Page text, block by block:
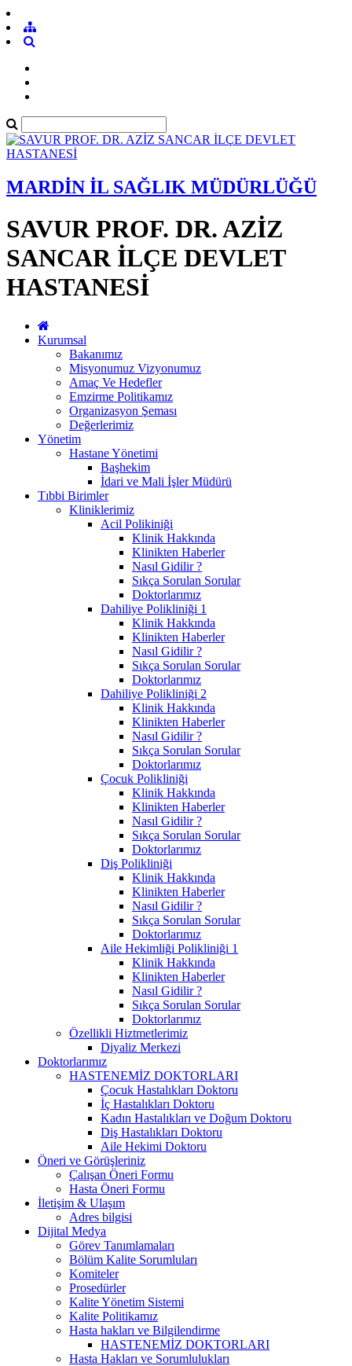
MARDİN İL SAĞLIK MÜDÜRLÜĞÜ
SAVUR PROF. DR. AZİZ
SANCAR İLÇE DEVLET
HASTANESİ
Kurumsal
Bakanımız
Misyonumuz Vizyonumuz
Amaç Ve Hedefler
Emzirme Politikamız
Organizasyon Şeması
Değerlerimiz
Yönetim
Hastane Yönetimi
Başhekim
İdari ve Mali İşler Müdürü
Tıbbi Birimler
Kliniklerimiz
Acil Polikiniği
Klinik Hakkında
Klinikten Haberler
Nasıl Gidilir ?
Sıkça Sorulan Sorular
Doktorlarımız
Dahiliye Polikliniği 1
Klinik Hakkında
Klinikten Haberler
Nasıl Gidilir ?
Sıkça Sorulan Sorular
Doktorlarımız
Dahiliye Polikliniği 2
Klinik Hakkında
Klinikten Haberler
Nasıl Gidilir ?
Sıkça Sorulan Sorular
Doktorlarımız
Çocuk Polikliniği
Klinik Hakkında
Klinikten Haberler
Nasıl Gidilir ?
Sıkça Sorulan Sorular
Doktorlarımız
Diş Polikliniği
Klinik Hakkında
Klinikten Haberler
Nasıl Gidilir ?
Sıkça Sorulan Sorular
Doktorlarımız
Aile Hekimliği Polikliniği 1
Klinik Hakkında
Klinikten Haberler
Nasıl Gidilir ?
Sıkça Sorulan Sorular
Doktorlarımız
Özellikli Hiztmetlerimiz
Diyaliz Merkezi
Doktorlarımız
HASTENEMİZ DOKTORLARI
Çocuk Hastalıkları Doktoru
İç Hastalıkları Doktoru
Kadın Hastalıkları ve Doğum Doktoru
Diş Hastalıkları Doktoru
Aile Hekimi Doktoru
Öneri ve Görüşleriniz
Çalışan Öneri Formu
Hasta Öneri Formu
İletişim & Ulaşım
Adres bilgisi
Dijital Medya
Görev Tanımlamaları
Bölüm Kalite Sorumluları
Komiteler
Prosedürler
Kalite Yönetim Sistemi
Kalite Politikamız
Hasta hakları ve Bilgilendirme
HASTENEMİZ DOKTORLARI
Hasta Hakları ve Sorumlulukları